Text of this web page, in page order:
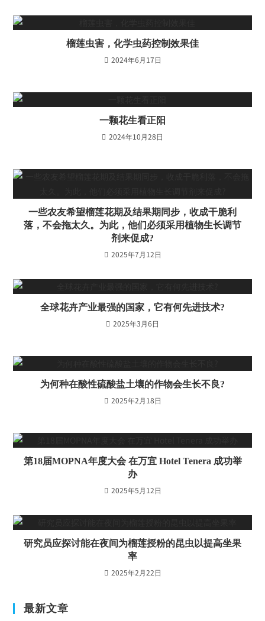
榴莲虫害，化学虫药控制效果佳
2024年6月17日
一颗花生看正阳
2024年10月28日
一些农友希望榴莲花期及结果期同步，收成干脆利
落，不会拖太久。为此，他们必须采用植物生长调节
剂来促成?
2025年7月12日
全球花卉产业最强的国家，它有何先进技术?
2025年3月6日
为何种在酸性硫酸盐土壤的作物会生长不良?
2025年2月18日
第18届MOPNA年度大会 在万宜 Hotel Tenera 成功举
办
2025年5月12日
研究员应探讨能在夜间为榴莲授粉的昆虫以提高坐果
率
2025年2月22日
最新文章